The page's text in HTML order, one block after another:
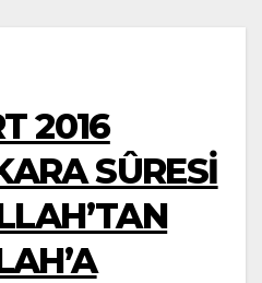
2016
SÛRESİ